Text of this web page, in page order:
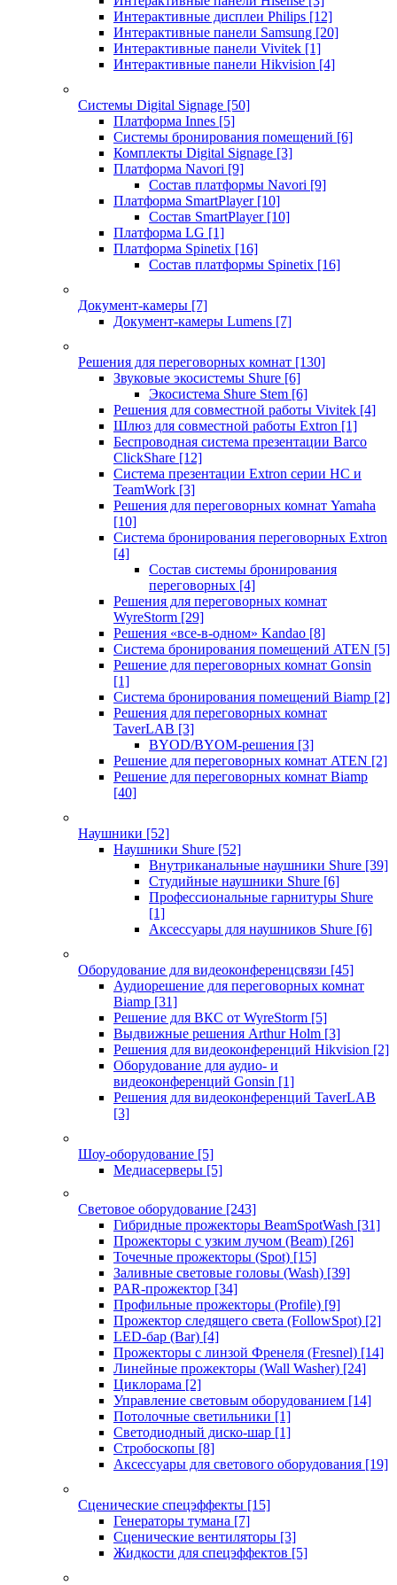
Интерактивные дисплеи Philips [12]
Интерактивные панели Samsung [20]
Интерактивные панели Vivitek [1]
Интерактивные панели Hikvision [4]
Системы Digital Signage [50]
Платформа Innes [5]
Системы бронирования помещений [6]
Комплекты Digital Signage [3]
Платформа Navori [9]
Состав платформы Navori [9]
Платформа SmartPlayer [10]
Состав SmartPlayer [10]
Платформа LG [1]
Платформа Spinetix [16]
Состав платформы Spinetix [16]
Документ-камеры [7]
Документ-камеры Lumens [7]
Решения для переговорных комнат [130]
Звуковые экосистемы Shure [6]
Экосистема Shure Stem [6]
Решения для совместной работы Vivitek [4]
Шлюз для совместной работы Extron [1]
Беспроводная система презентации Barco
ClickShare [12]
Система презентации Extron серии HC и
TeamWork [3]
Решения для переговорных комнат Yamaha
[10]
Система бронирования переговорных Extron
[4]
Состав системы бронирования
переговорных [4]
Решения для переговорных комнат
WyreStorm [29]
Решения «все-в-одном» Kandao [8]
Система бронирования помещений ATEN [5]
Решение для переговорных комнат Gonsin
[1]
Система бронирования помещений Biamp [2]
Решения для переговорных комнат
TaverLAB [3]
BYOD/BYOM-решения [3]
Решение для переговорных комнат ATEN [2]
Решение для переговорных комнат Biamp
[40]
Наушники [52]
Наушники Shure [52]
Внутриканальные наушники Shure [39]
Студийные наушники Shure [6]
Профессиональные гарнитуры Shure
[1]
Аксессуары для наушников Shure [6]
Оборудование для видеоконференцсвязи [45]
Аудиорешение для переговорных комнат
Biamp [31]
Решение для ВКС от WyreStorm [5]
Выдвижные решения Arthur Holm [3]
Решения для видеоконференций Hikvision [2]
Оборудование для аудио- и
видеоконференций Gonsin [1]
Решения для видеоконференций TaverLAB
[3]
Шоу-оборудование [5]
Медиасерверы [5]
Световое оборудование [243]
Гибридные прожекторы BeamSpotWash [31]
Прожекторы с узким лучом (Beam) [26]
Точечные прожекторы (Spot) [15]
Заливные световые головы (Wash) [39]
PAR-прожектор [34]
Профильные прожекторы (Profile) [9]
Прожектор следящего света (FollowSpot) [2]
LED-бар (Bar) [4]
Прожекторы с линзой Френеля (Fresnel) [14]
Линейные прожекторы (Wall Washer) [24]
Циклорама [2]
Управление световым оборудованием [14]
Потолочные светильники [1]
Светодиодный диско-шар [1]
Стробоскопы [8]
Аксессуары для светового оборудования [19]
Сценические спецэффекты [15]
Генераторы тумана [7]
Сценические вентиляторы [3]
Жидкости для спецэффектов [5]